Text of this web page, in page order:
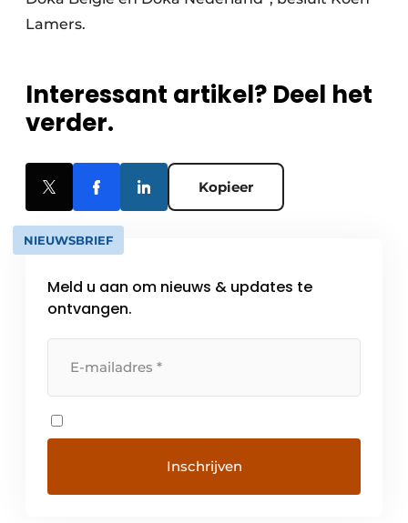
Lamers.
Interessant artikel? Deel het
verder.
Kopieer
NIEUWSBRIEF
Meld u aan om nieuws & updates te
ontvangen.